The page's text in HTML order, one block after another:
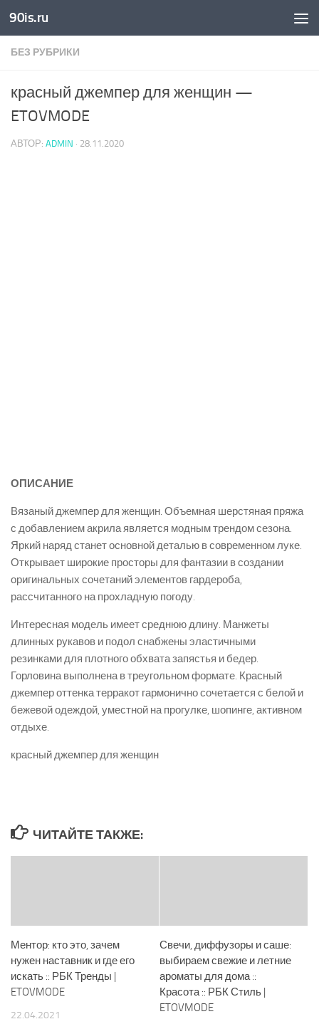
Skip to content
90is.ru
БЕЗ РУБРИКИ
красный джемпер для женщин —
ETOVMODE
АВТОР: ADMIN · 28.11.2020
ОПИСАНИЕ
Вязаный джемпер для женщин. Объемная шерстяная пряжа
с добавлением акрила является модным трендом сезона.
Яркий наряд станет основной деталью в современном луке.
Открывает широкие просторы для фантазии в создании
оригинальных сочетаний элементов гардероба,
рассчитанного на прохладную погоду.
Интересная модель имеет среднюю длину. Манжеты
длинных рукавов и подол снабжены эластичными
резинками для плотного обхвата запястья и бедер.
Горловина выполнена в треугольном формате. Красный
джемпер оттенка терракот гармонично сочетается с белой и
бежевой одеждой, уместной на прогулке, шопинге, активном
отдыхе.
красный джемпер для женщин
ЧИТАЙТЕ ТАКЖЕ:
Ментор: кто это, зачем
нужен наставник и где его
искать :: РБК Тренды |
ETOVMODE
22.04.2021
Свечи, диффузоры и саше:
выбираем свежие и летние
ароматы для дома ::
Красота :: РБК Стиль |
ETOVMODE